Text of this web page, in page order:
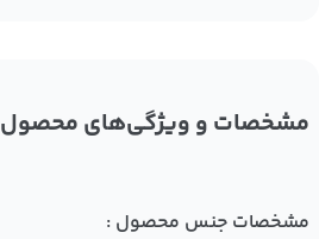
مشخصات و ویژگی‌های محصول
مشخصات جنس محصول :